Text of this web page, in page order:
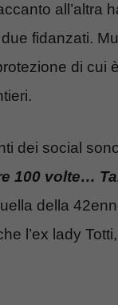
all’altra
fidanzati.
di cui
dei social
100 volte…
della
l’ex lady